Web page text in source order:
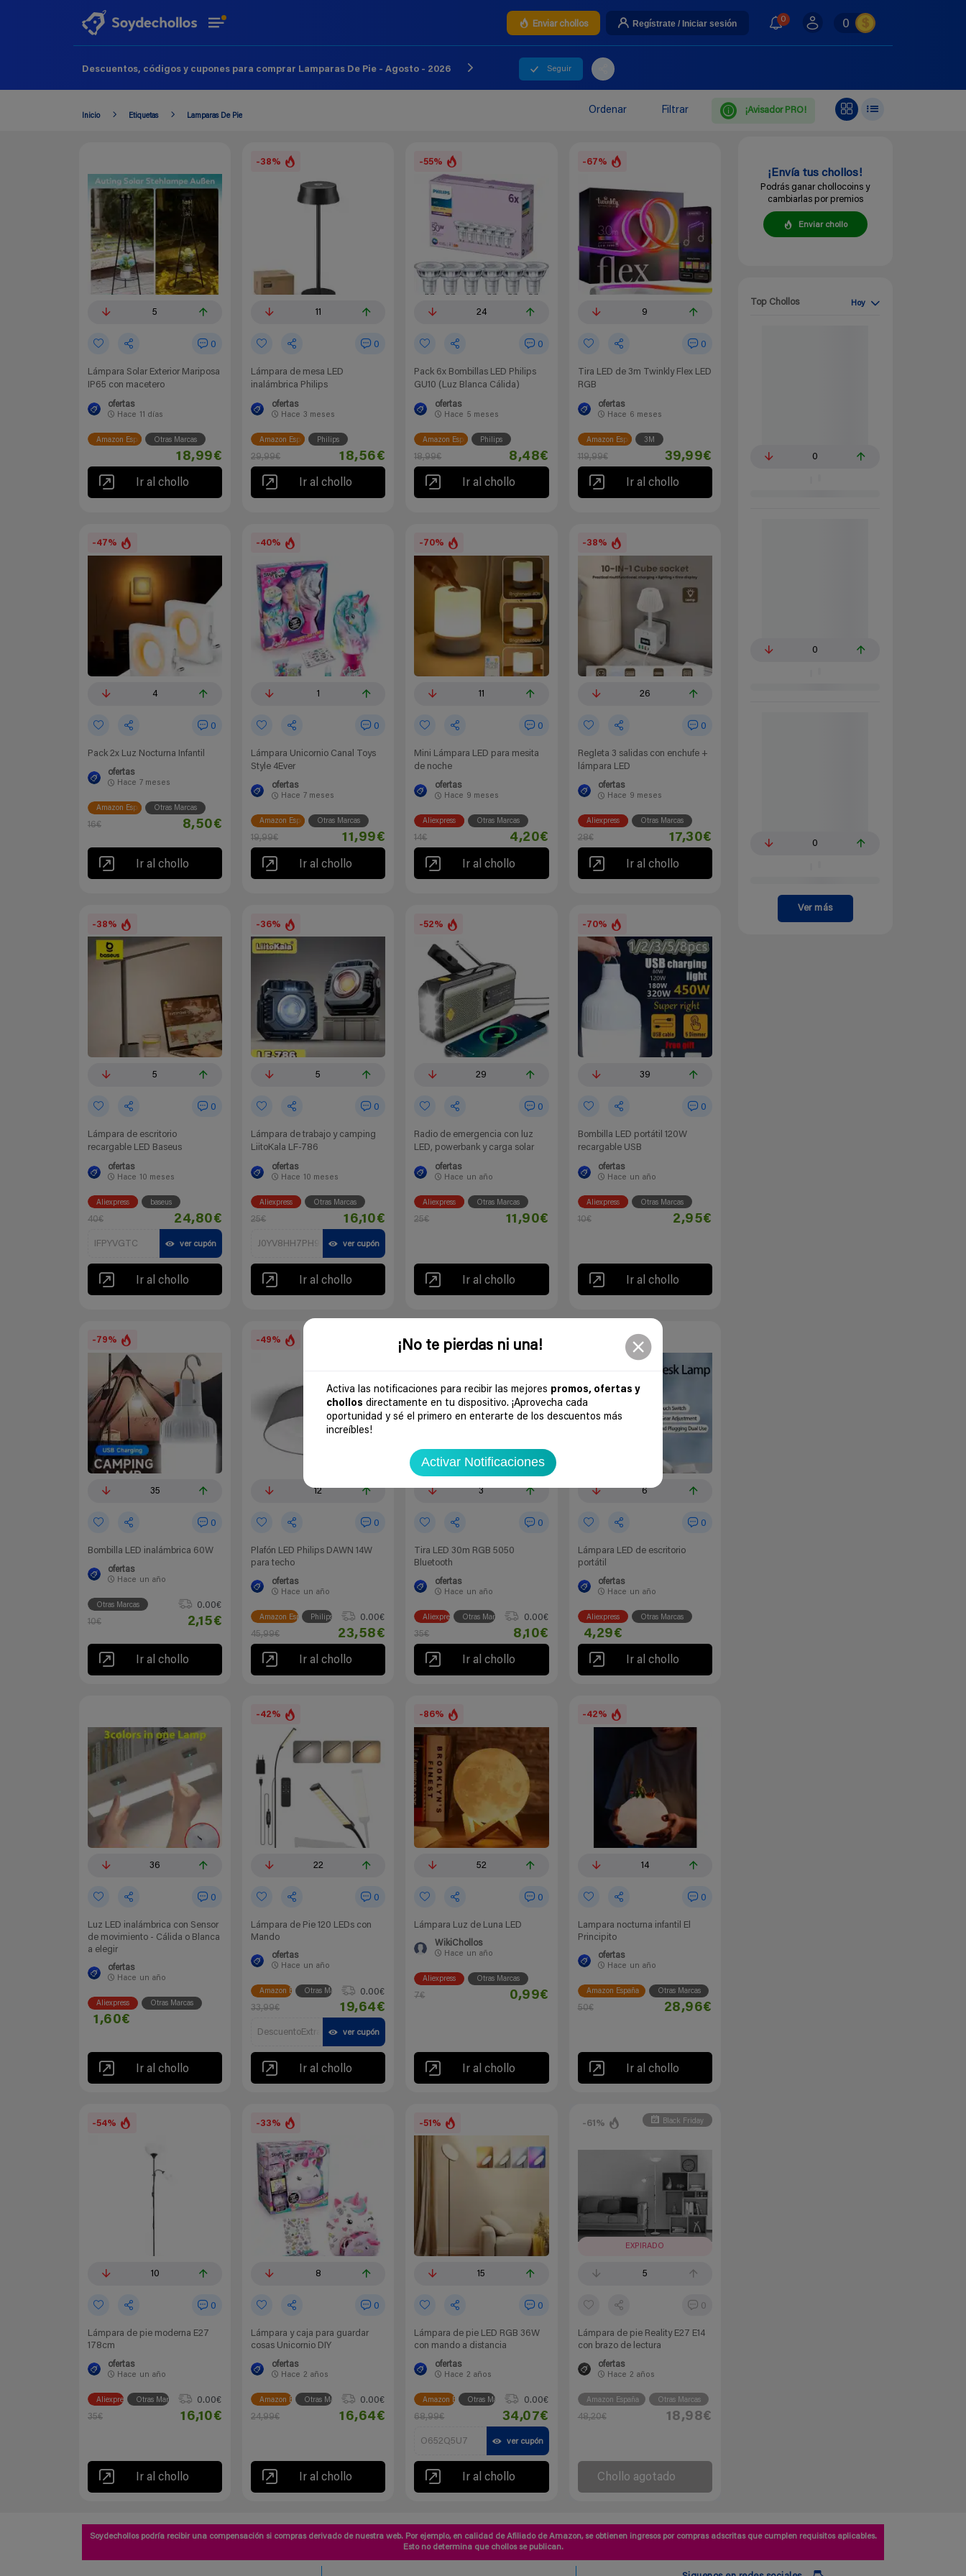
¡No te pierdas ni una!
Activa las notificaciones para recibir las mejores promos, ofertas y
chollos directamente en tu dispositivo. ¡Aprovecha cada
oportunidad y sé el primero en enterarte de los descuentos más
increíbles!
Activar Notificaciones
Enviar chollos Regístrate / Iniciar sesión 0 0
Descuentos, códigos y cupones para comprar Lamparas De Pie - Agosto - 2026 Seguir
Inicio Etiquetas Lamparas De Pie Ordenar Filtrar ¡Avisador PRO!
5
0
Lámpara Solar Exterior Mariposa
IP65 con macetero
ofertas
Hace 11 días
Amazon España Otras Marcas
18,99€
Ir al chollo
-38%
11
0
Lámpara de mesa LED
inalámbrica Philips
ofertas
Hace 3 meses
Amazon España Philips
29,99€ 18,56€
Ir al chollo
-55%
24
0
Pack 6x Bombillas LED Philips
GU10 (Luz Blanca Cálida)
ofertas
Hace 5 meses
Amazon España Philips
18,99€ 8,48€
Ir al chollo
-67%
9
0
Tira LED de 3m Twinkly Flex LED
RGB
ofertas
Hace 6 meses
Amazon España 3M
119,99€ 39,99€
Ir al chollo
-47%
4
0
Pack 2x Luz Nocturna Infantil
ofertas
Hace 7 meses
Amazon España Otras Marcas
16€ 8,50€
Ir al chollo
-40%
1
0
Lámpara Unicornio Canal Toys
Style 4Ever
ofertas
Hace 7 meses
Amazon España Otras Marcas
19,99€ 11,99€
Ir al chollo
-70%
11
0
Mini Lámpara LED para mesita
de noche
ofertas
Hace 9 meses
Aliexpress Otras Marcas
14€ 4,20€
Ir al chollo
-38%
26
0
Regleta 3 salidas con enchufe +
lámpara LED
ofertas
Hace 9 meses
Aliexpress Otras Marcas
28€ 17,30€
Ir al chollo
-38%
5
0
Lámpara de escritorio
recargable LED Baseus
ofertas
Hace 10 meses
Aliexpress baseus
40€ 24,80€
IFPYVGTC ver cupón
Ir al chollo
-36%
5
0
Lámpara de trabajo y camping
LiitoKala LF-786
ofertas
Hace 10 meses
Aliexpress Otras Marcas
25€ 16,10€
J0YV8HH7PH9U ver cupón
Ir al chollo
-52%
29
0
Radio de emergencia con luz
LED, powerbank y carga solar
ofertas
Hace un año
Aliexpress Otras Marcas
25€ 11,90€
Ir al chollo
-70%
39
0
Bombilla LED portátil 120W
recargable USB
ofertas
Hace un año
Aliexpress Otras Marcas
10€ 2,95€
Ir al chollo
-79%
35
0
Bombilla LED inalámbrica 60W
ofertas
Hace un año
Otras Marcas
0.00€
10€
2,15€
Ir al chollo
-49%
12
0
Plafón LED Philips DAWN 14W
para techo
ofertas
Hace un año
Amazon EspañaPhilips
0.00€
45,99€
23,58€
Ir al chollo
-77%
3
0
Tira LED 30m RGB 5050
Bluetooth
ofertas
Hace un año
Aliexpress Otras Marcas
0.00€
35€
8,10€
Ir al chollo
6
0
Lámpara LED de escritorio
portátil
ofertas
Hace un año
Aliexpress Otras Marcas
4,29€
Ir al chollo
36
0
Luz LED inalámbrica con Sensor
de movimiento - Cálida o Blanca
a elegir
ofertas
Hace un año
Aliexpress Otras Marcas
1,60€
Ir al chollo
-42%
22
0
Lámpara de Pie 120 LEDs con
Mando
ofertas
Hace un año
Amazon EspañaOtras Marcas
0.00€
33,99€
19,64€
DescuentoExtra ver cupón
Ir al chollo
-86%
52
0
Lámpara Luz de Luna LED
WikiChollos
Hace un año
Aliexpress Otras Marcas
7€ 0,99€
Ir al chollo
-42%
14
0
Lampara nocturna infantil El
Principito
ofertas
Hace un año
Amazon España Otras Marcas
50€ 28,96€
Ir al chollo
-54%
10
0
Lámpara de pie moderna E27
178cm
ofertas
Hace un año
Aliexpress Otras Marcas
0.00€
35€
16,10€
Ir al chollo
-33%
8
0
Lámpara y caja para guardar
cosas Unicornio DIY
ofertas
Hace 2 años
Amazon EspañaOtras Marcas
0.00€
24,99€
16,64€
Ir al chollo
-51%
15
0
Lámpara de pie LED RGB 36W
con mando a distancia
ofertas
Hace 2 años
Amazon EspañaOtras Marcas
0.00€
68,99€
34,07€
O652Q5U7 ver cupón
Ir al chollo
-61%
EXPIRADO
5
0
Black Friday
Lámpara de pie Reality E27 E14
con brazo de lectura
ofertas
Hace 2 años
Amazon España Otras Marcas
48,20€ 18,98€
Chollo agotado
¡Envía tus chollos!
Podrás ganar chollocoins y
cambiarlas por premios
Enviar chollo
Top Chollos Hoy
0
0
0
Ver más
Soydechollos podría recibir una compensación si compras derivado de nuestra web. Por ejemplo, en calidad de Afiliado de Amazon, se obtienen ingresos por compras adscritas que cumplen requisitos aplicables.
Esto no determina que chollos se publican.